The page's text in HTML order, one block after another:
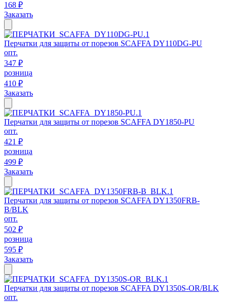
168 ₽
Заказать
Перчатки для защиты от порезов SCAFFA DY110DG-PU
опт.
347 ₽
розница
410 ₽
Заказать
Перчатки для защиты от порезов SCAFFA DY1850-PU
опт.
421 ₽
розница
499 ₽
Заказать
Перчатки для защиты от порезов SCAFFA DY1350FRB-
B/BLK
опт.
502 ₽
розница
595 ₽
Заказать
Перчатки для защиты от порезов SCAFFA DY1350S-OR/BLK
опт.